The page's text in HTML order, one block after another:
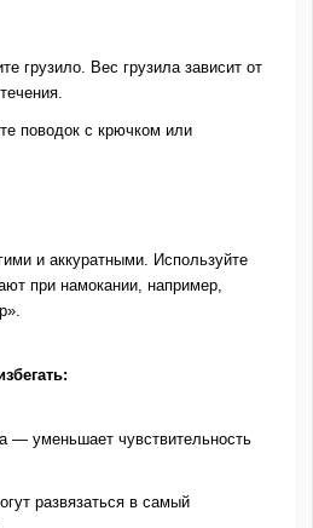
грузило. Вес грузила зависит от
поводок с крючком или
и аккуратными. Используйте
при намокании, например,
— уменьшает чувствительность
развязаться в самый